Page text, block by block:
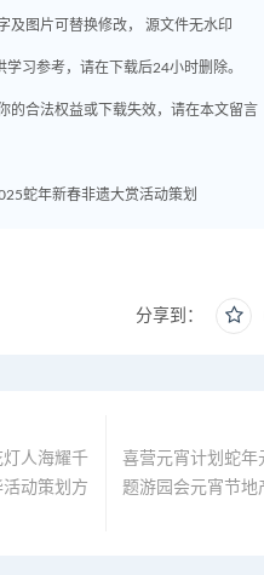
及图片可替换修改， 源文件无水印
学习参考，请在下载后24小时删除。
的合法权益或下载失效，请在本文留言
蛇年新春非遗大赏活动策划
分享到：
人海耀千
动策划方
喜营元宵计划蛇年
题游园会元宵节地